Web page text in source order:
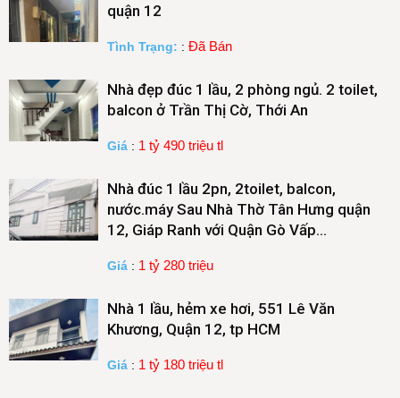
quận 12
Tình Trạng: : Đã Bán
Nhà đẹp đúc 1 lầu, 2 phòng ngủ. 2 toilet,
balcon ở Trần Thị Cờ, Thới An
Giá : 1 tỷ 490 triệu tl
Nhà đúc 1 lầu 2pn, 2toilet, balcon,
nước.máy Sau Nhà Thờ Tân Hưng quận
12, Giáp Ranh với Quận Gò Vấp…
Giá : 1 tỷ 280 triệu
Nhà 1 lầu, hẻm xe hơi, 551 Lê Văn
Khương, Quận 12, tp HCM
Giá : 1 tỷ 180 triệu tl